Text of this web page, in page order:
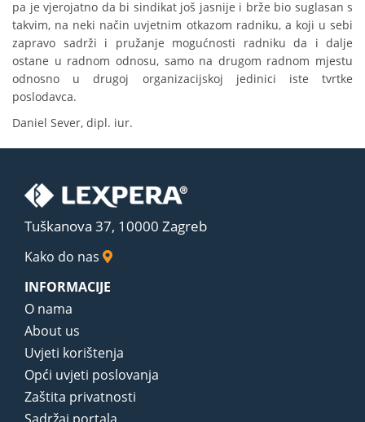
pa je vjerojatno da bi sindikat još jasnije i brže bio suglasan s
takvim, na neki način uvjetnim otkazom radniku, a koji u sebi
zapravo sadrži i pružanje mogućnosti radniku da i dalje
ostane u radnom odnosu, samo na drugom radnom mjestu
odnosno u drugoj organizacijskoj jedinici iste tvrtke
poslodavca.
Daniel Sever, dipl. iur.
Tuškanova 37, 10000 Zagreb
Kako do nas
INFORMACIJE
O nama
About us
Uvjeti korištenja
Opći uvjeti poslovanja
Zaštita privatnosti